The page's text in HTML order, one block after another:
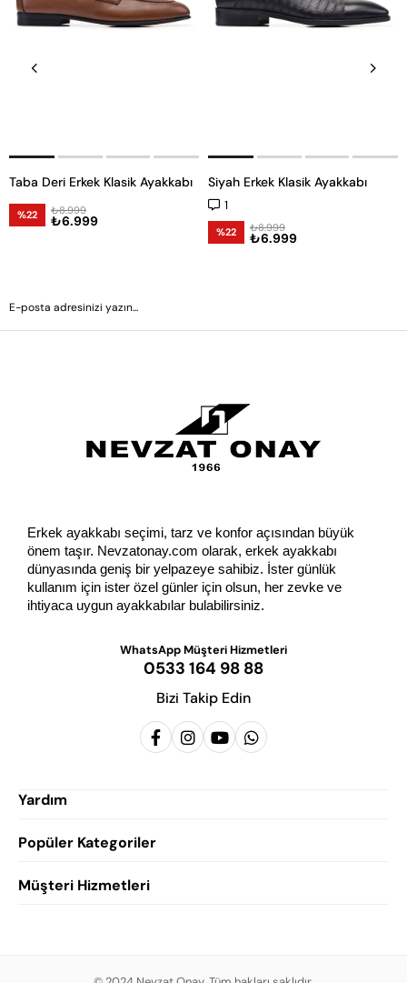
Taba Deri Erkek Klasik Ayakkabı
%22 ₺6.999
₺8.999
Siyah Erkek Klasik Ayakkabı
1
%22 ₺6.999
₺8.999
Erkek ayakkabı seçimi, tarz ve konfor açısından büyük
önem taşır. Nevzatonay.com olarak, erkek ayakkabı
dünyasında geniş bir yelpazeye sahibiz. İster günlük
kullanım için ister özel günler için olsun, her zevke ve
ihtiyaca uygun ayakkabılar bulabilirsiniz.
WhatsApp Müşteri Hizmetleri
0533 164 98 88
Bizi Takip Edin
Yardım
Popüler Kategoriler
Erkek Klasik Ayakkabı
Erkek Günlük Ayakkabı
Müşteri Hizmetleri